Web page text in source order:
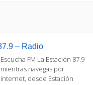
– Radio
Escucha FM La Estación 87.9
mientras navegas por
internet, desde Estación